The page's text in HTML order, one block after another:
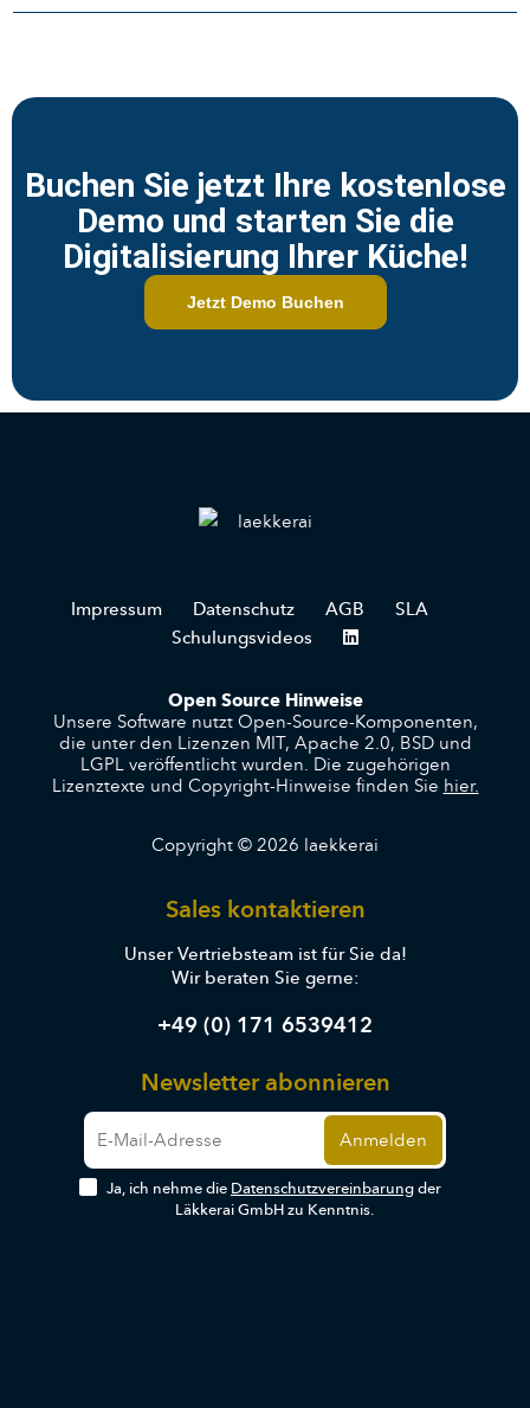
Buchen Sie jetzt Ihre kostenlose
Demo und starten Sie die
Digitalisierung Ihrer Küche!​
Jetzt Demo Buchen
Impressum Datenschutz AGB
SLA
Schulungsvideos
Open Source Hinweise
Unsere Software nutzt Open-Source-Komponenten,
die unter den Lizenzen MIT, Apache 2.0, BSD und
LGPL veröffentlicht wurden. Die zugehörigen
Lizenztexte und Copyright-Hinweise finden Sie hier.
Copyright © 2026 laekkerai
Sales kontaktieren
Unser Vertriebsteam ist für Sie da!
Wir beraten Sie gerne:
+49 (0) 171 6539412
Newsletter abonnieren
Ja, ich nehme die Datenschutzvereinbarungder
Läkkerai GmbH zu Kenntnis.